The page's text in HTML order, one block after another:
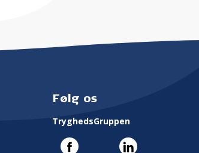
Følg os
TryghedsGruppen